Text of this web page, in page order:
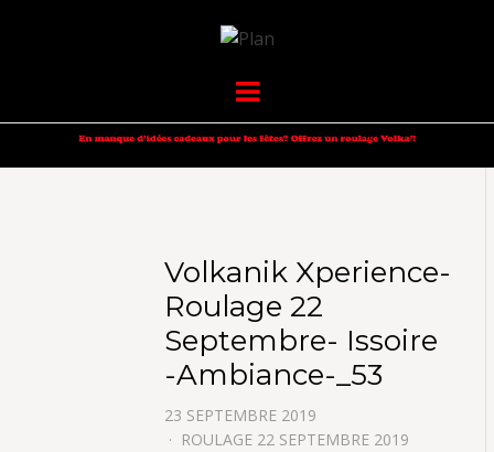
VOLKANIK-
ENDURANCE
Menu
Volkanik Xperience-
Roulage 22
Septembre- Issoire
-Ambiance-_53
23 SEPTEMBRE 2019
ROULAGE 22 SEPTEMBRE 2019